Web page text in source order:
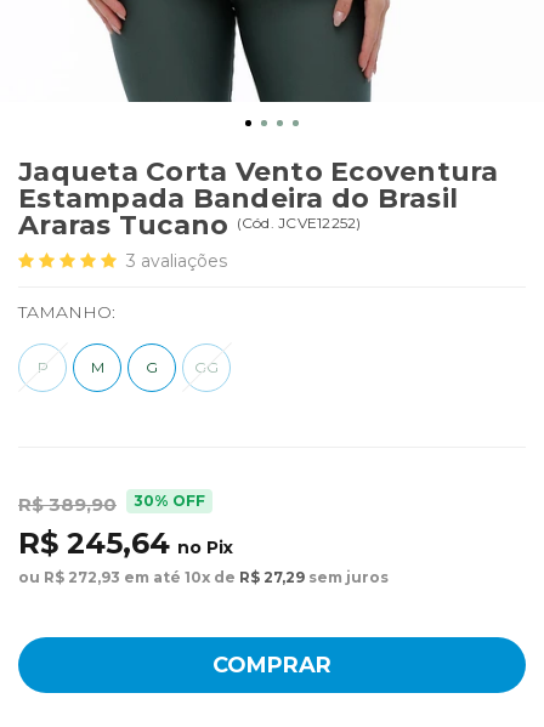
Jaqueta Corta Vento Ecoventura
Estampada Bandeira do Brasil
Araras Tucano (Cód. JCVE12252)
3 avaliações
TAMANHO:
P M G GG
R$ 389,90 30% OFF
R$ 245,64 no Pix
ou R$ 272,93 em até 10x de R$ 27,29 sem juros
COMPRAR